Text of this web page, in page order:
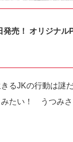
発売！ オリジナ
るJKの行動は謎
たい！ うつみさ